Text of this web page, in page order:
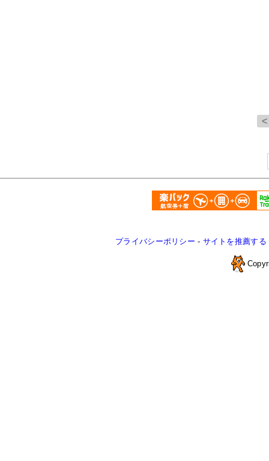
プライバシーポリシー - サイトを推薦する